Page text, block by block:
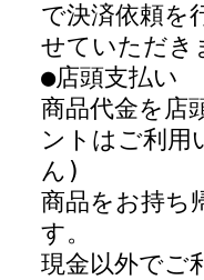
で決済依頼を
せていただき
●店頭支払い
商品代金を店
ントはご利用
ん)
商品をお持ち
す。
現金以外でご